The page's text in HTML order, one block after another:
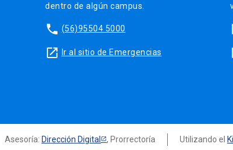
dentro de algún campus.
phone (56)95504 5000
launch Ir al sitio de Emergencias
Asesoría: Dirección Digital , Prorrectoría Utilizando el